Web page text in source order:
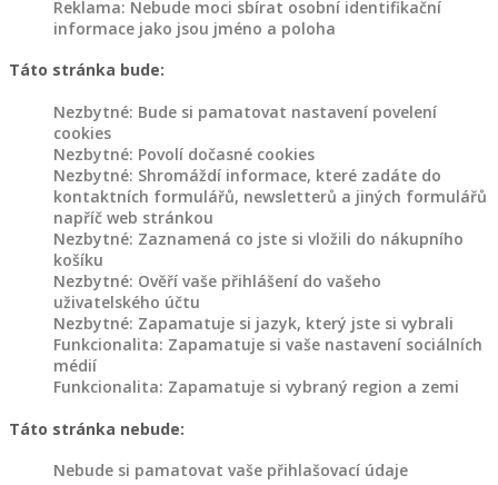
jiné
nábytek
Police
ze
dřeva
Dřevěné
stojany
na
květiny
Jiný
nábytek
Reklama: Nebude moci sbírat osobní identifikační
informace jako jsou jméno a poloha
Táto stránka bude:
Nezbytné: Bude si pamatovat nastavení povelení
cookies
Nezbytné: Povolí dočasné cookies
Nezbytné: Shromáždí informace, které zadáte do
kontaktních formulářů, newsletterů a jiných formulářů
napříč web stránkou
Nezbytné: Zaznamená co jste si vložili do nákupního
košíku
Nezbytné: Ověří vaše přihlášení do vašeho
uživatelského účtu
Nezbytné: Zapamatuje si jazyk, který jste si vybrali
Funkcionalita: Zapamatuje si vaše nastavení sociálních
médií
Funkcionalita: Zapamatuje si vybraný region a zemi
Táto stránka nebude:
Nebude si pamatovat vaše přihlašovací údaje